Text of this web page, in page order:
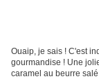
Ouaip, je sais ! C'est
gourmandise ! Une
caramel au beurre